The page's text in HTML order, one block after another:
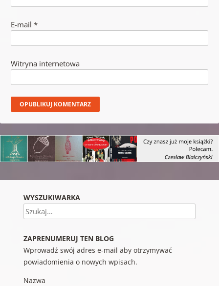
E-mail *
Witryna internetowa
WYSZUKIWARKA
Szukaj
ZAPRENUMERUJ TEN BLOG
Wprowadź swój adres e-mail aby otrzymywać
powiadomienia o nowych wpisach.
Nazwa